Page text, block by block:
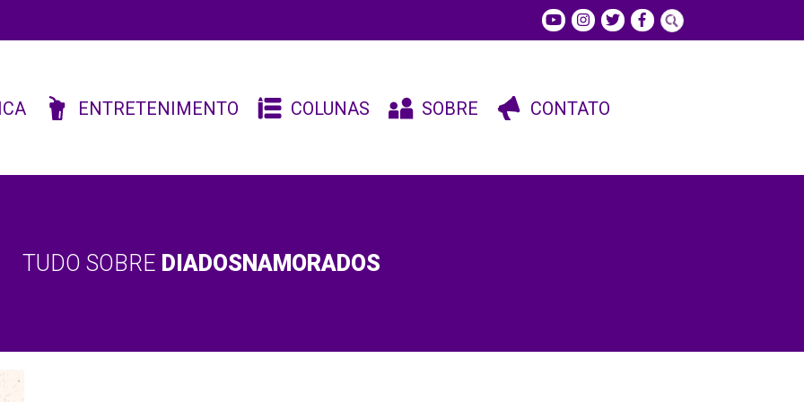
ENTRETENIMENTO COLUNAS SOBRE CONTATO
TUDO SOBRE DIADOSNAMORADOS